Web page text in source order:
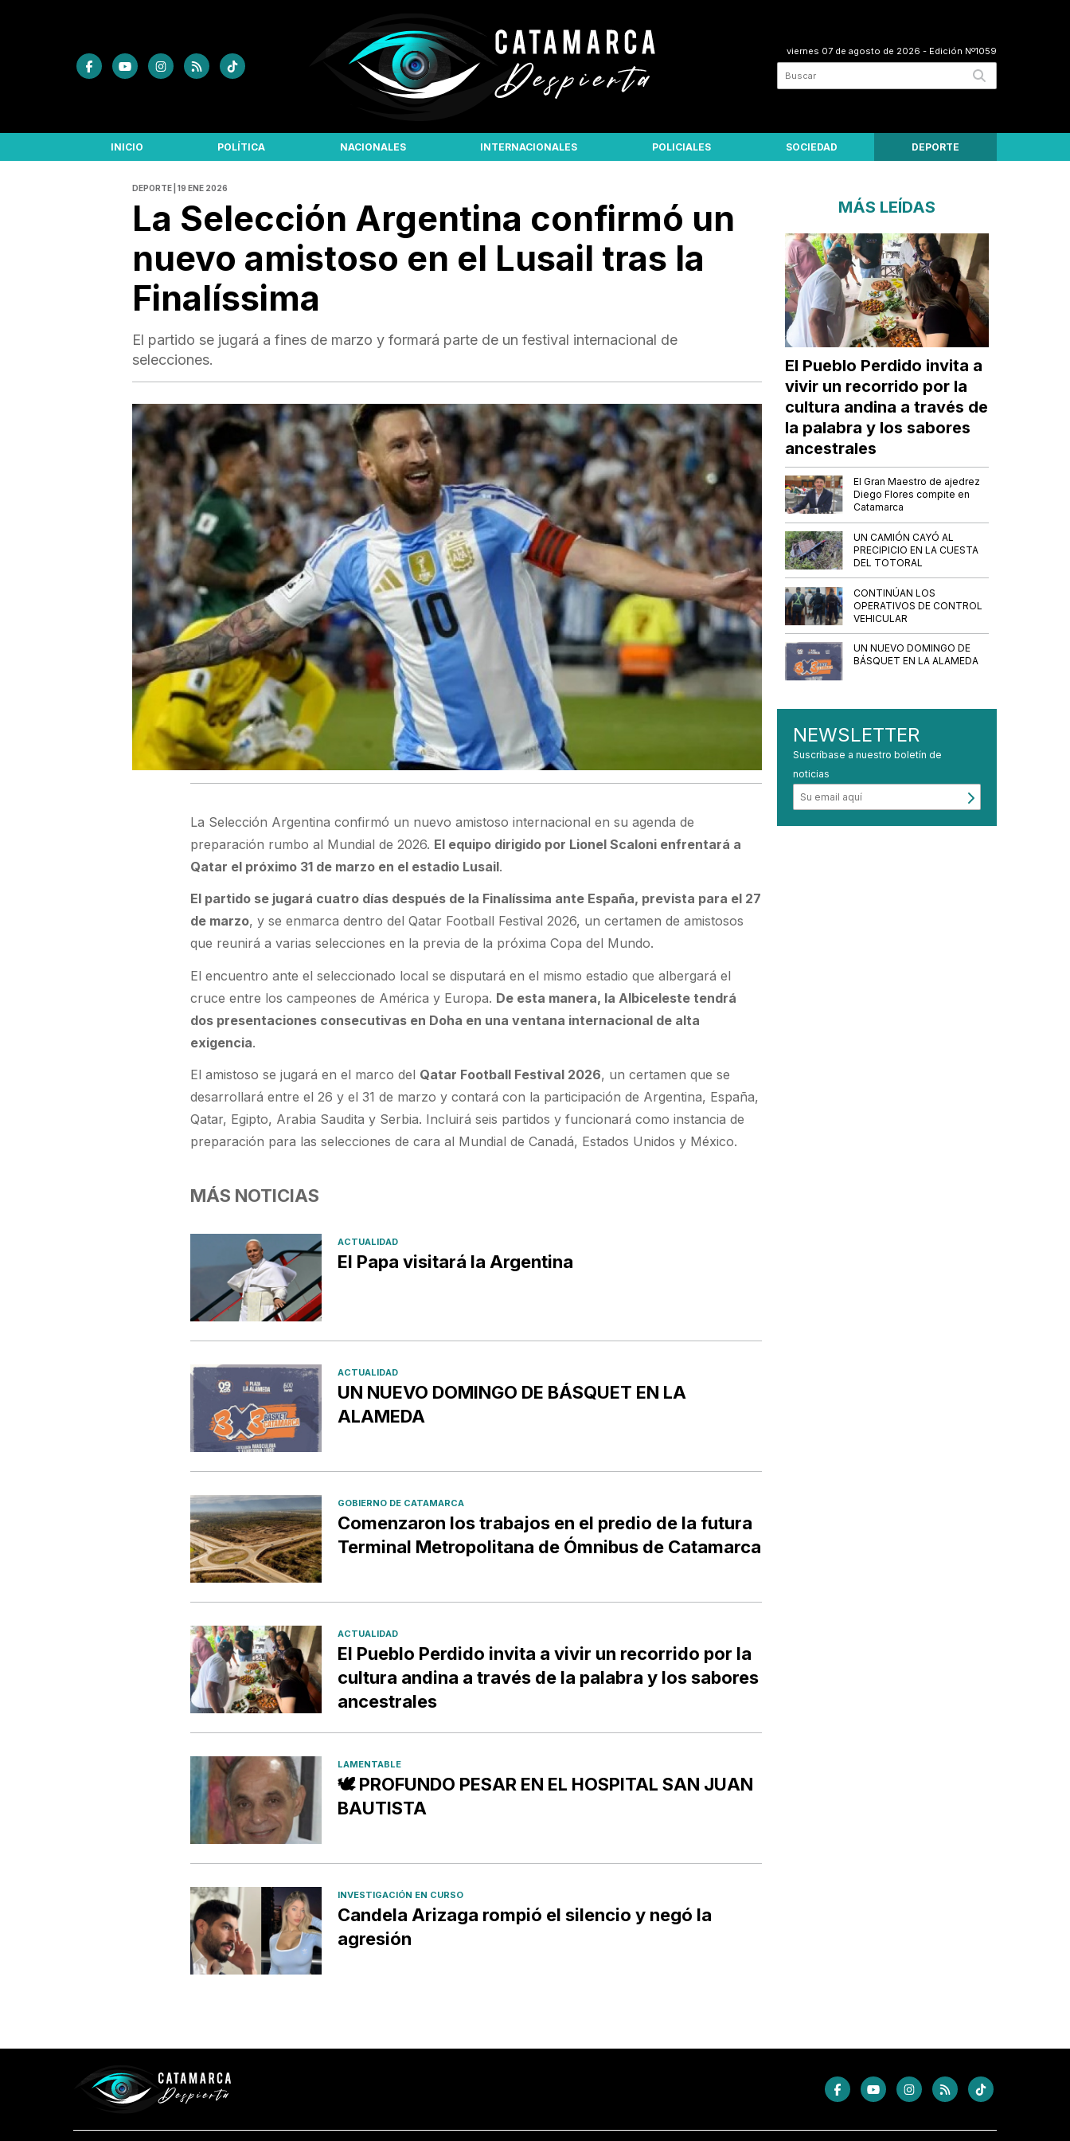
viernes 07 de agosto de 2026 - Edición Nº1059
INICIO POLÍTICA NACIONALES INTERNACIONALES POLICIALES SOCIEDAD DEPORTE
DEPORTE | 19 ENE 2026
La Selección Argentina confirmó un
nuevo amistoso en el Lusail tras la
Finalíssima
El partido se jugará a fines de marzo y formará parte de un festival internacional de
selecciones.
La Selección Argentina confirmó un nuevo amistoso internacional en su agenda de
preparación rumbo al Mundial de 2026. El equipo dirigido por Lionel Scaloni enfrentará a
Qatar el próximo 31 de marzo en el estadio Lusail.
El partido se jugará cuatro días después de la Finalíssima ante España, prevista para el 27
de marzo, y se enmarca dentro del Qatar Football Festival 2026, un certamen de amistosos
que reunirá a varias selecciones en la previa de la próxima Copa del Mundo.
El encuentro ante el seleccionado local se disputará en el mismo estadio que albergará el
cruce entre los campeones de América y Europa. De esta manera, la Albiceleste tendrá
dos presentaciones consecutivas en Doha en una ventana internacional de alta
exigencia.
El amistoso se jugará en el marco del Qatar Football Festival 2026, un certamen que se
desarrollará entre el 26 y el 31 de marzo y contará con la participación de Argentina, España,
Qatar, Egipto, Arabia Saudita y Serbia. Incluirá seis partidos y funcionará como instancia de
preparación para las selecciones de cara al Mundial de Canadá, Estados Unidos y México.
MÁS NOTICIAS
ACTUALIDAD
El Papa visitará la Argentina
ACTUALIDAD
UN NUEVO DOMINGO DE BÁSQUET EN LA
ALAMEDA
GOBIERNO DE CATAMARCA
Comenzaron los trabajos en el predio de la futura
Terminal Metropolitana de Ómnibus de Catamarca
ACTUALIDAD
El Pueblo Perdido invita a vivir un recorrido por la
cultura andina a través de la palabra y los sabores
ancestrales
LAMENTABLE
🕊️ PROFUNDO PESAR EN EL HOSPITAL SAN JUAN
BAUTISTA
INVESTIGACIÓN EN CURSO
Candela Arizaga rompió el silencio y negó la
agresión
MÁS LEÍDAS
El Pueblo Perdido invita a
vivir un recorrido por la
cultura andina a través de
la palabra y los sabores
ancestrales
El Gran Maestro de ajedrez
Diego Flores compite en
Catamarca
UN CAMIÓN CAYÓ AL
PRECIPICIO EN LA CUESTA
DEL TOTORAL
CONTINÚAN LOS
OPERATIVOS DE CONTROL
VEHICULAR
UN NUEVO DOMINGO DE
BÁSQUET EN LA ALAMEDA
NEWSLETTER
Suscríbase a nuestro boletín de
noticias